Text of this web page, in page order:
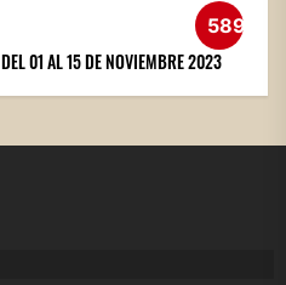
589
01 AL 15 DE NOVIEMBRE 2023